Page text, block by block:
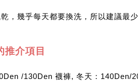
，幾乎每天都要換洗，所以建議最
推介項目
/130Den 襪褲, 冬天：140Den/